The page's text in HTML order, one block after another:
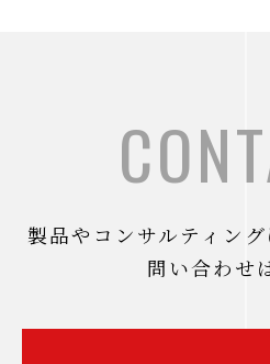
製品やコンサルティン
問い合わせ